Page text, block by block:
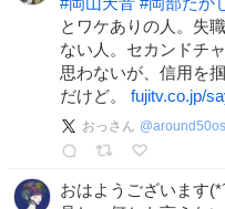
とワケありの人。失
ない人。セカンドチ
思わないが、信用を
だけど。 fujitv.co.jp/
おっさん @
おはようございます